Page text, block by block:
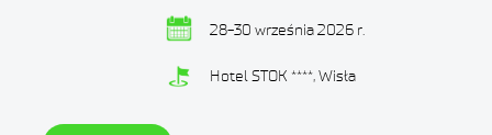
28-30 września 2026 r.
Hotel STOK ****, Wisła